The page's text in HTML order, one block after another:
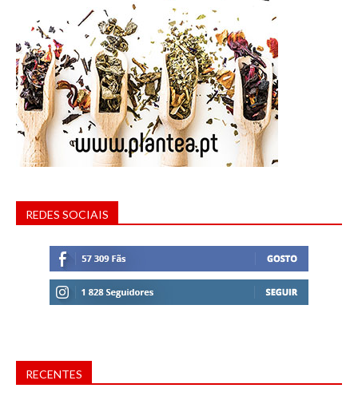
REDES SOCIAIS
RECENTES